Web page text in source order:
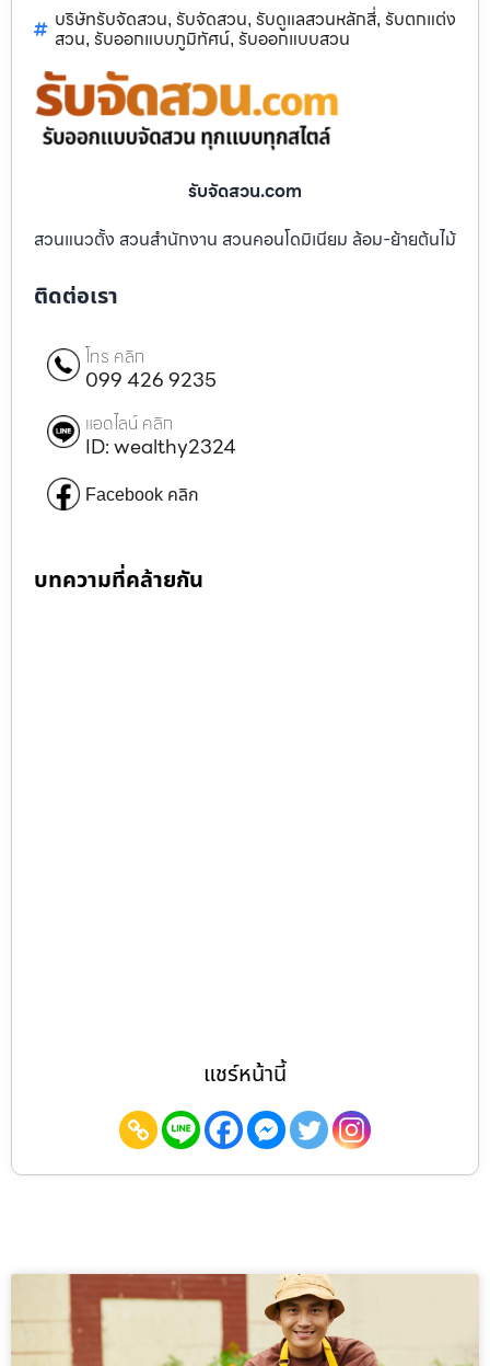
บริษัทรับจัดสวน, รับจัดสวน, รับดูแลสวนหลักสี่, รับตกแต่ง
สวน, รับออกแบบภูมิทัศน์, รับออกแบบสวน
รับจัดสวน.com
สวนแนวตั้ง สวนสำนักงาน สวนคอนโดมิเนียม ล้อม-ย้ายต้นไม้
ติดต่อเรา
โทร คลิก
099 426 9235
แอดไลน์ คลิก
ID: wealthy2324
Facebook คลิก
บทความที่คล้ายกัน
แชร์หน้านี้